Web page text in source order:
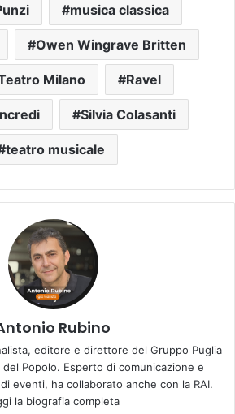
musica classica
Owen Wingrave Britten
Milano Ravel
Silvia Colasanti
teatro musicale
Rubino
editore e direttore del Gruppo Puglia
del Popolo. Esperto di comunicazione e
eventi, ha collaborato anche con la RAI.
la biografia completa